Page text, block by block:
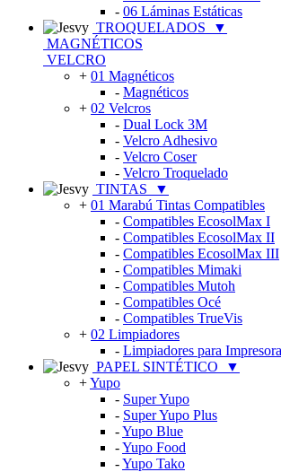
- 06 Láminas Estáticas
TROQUELADOS
▼
MAGNÉTICOS
VELCRO
+ 01 Magnéticos
- Magnéticos
+ 02 Velcros
- Dual Lock 3M
- Velcro Adhesivo
- Velcro Coser
- Velcro Troquelado
TINTAS
▼
+ 01 Marabú Tintas Compatibles
- Compatibles EcosolMax I
- Compatibles EcosolMax II
- Compatibles EcosolMax III
- Compatibles Mimaki
- Compatibles Mutoh
- Compatibles Océ
- Compatibles TrueVis
+ 02 Limpiadores
- Limpiadores para
PAPEL SINTÉTICO
▼
+Yupo
- Super Yupo
- Super Yupo Plus
-Yupo Blue
-Yupo Food
-Yupo Tako